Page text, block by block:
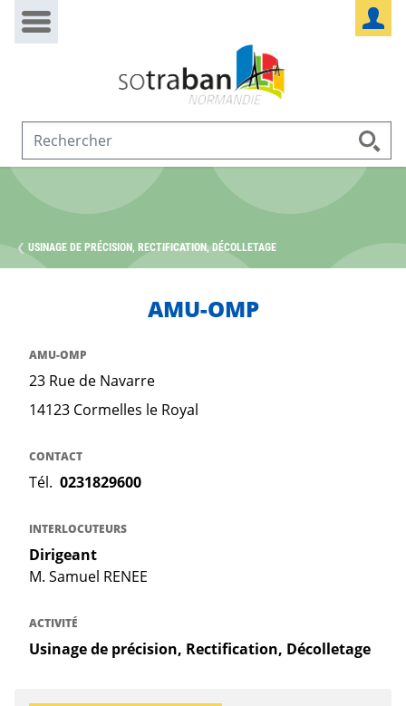
Passer au contenu
USINAGE DE PRÉCISION, RECTIFICATION, DÉCOLLETAGE
AMU-OMP
AMU-OMP
23 Rue de Navarre
14123 Cormelles le Royal
CONTACT
Tél. 0231829600
INTERLOCUTEURS
Dirigeant
M. Samuel RENEE
ACTIVITÉ
Usinage de précision, Rectification, Décolletage
Panneau de gestion des cookies